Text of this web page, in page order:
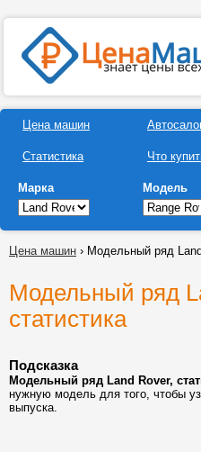
Цена машин
Статистика Что
Марка Модель
Цена машин › Модельный ряд
Модельный ряд
статистика
Подсказка
Модельный ряд Land Rover,
нужную модель для того, чтобы
выпуска.